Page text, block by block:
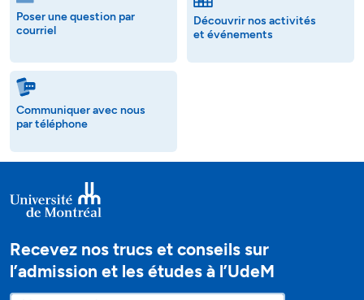
Poser une question par
courriel
Découvrir nos activités
et événements
Communiquer avec nous
par téléphone
Recevez nos trucs et conseils sur
l’admission et les études à l’UdeM